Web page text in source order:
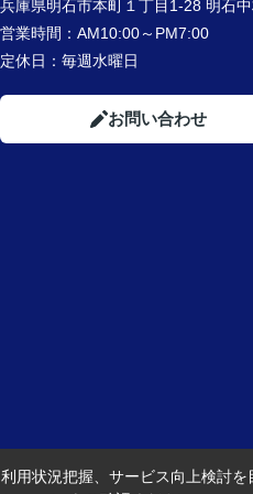
兵庫県明石市本町１丁目1-28 明石
営業時間： AM10:00～PM7:00
定休日： 毎週水曜日
お問い合わせ
用状況把握、サービス向上検討